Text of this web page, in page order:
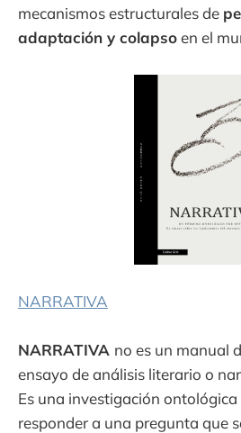
mecanismos estructurales de
adaptación y colapsoen el
NARRATIVA
NARRATIVA no es un manual
ensayo de análisis literario o
Es una investigación
responder a una pregunta que